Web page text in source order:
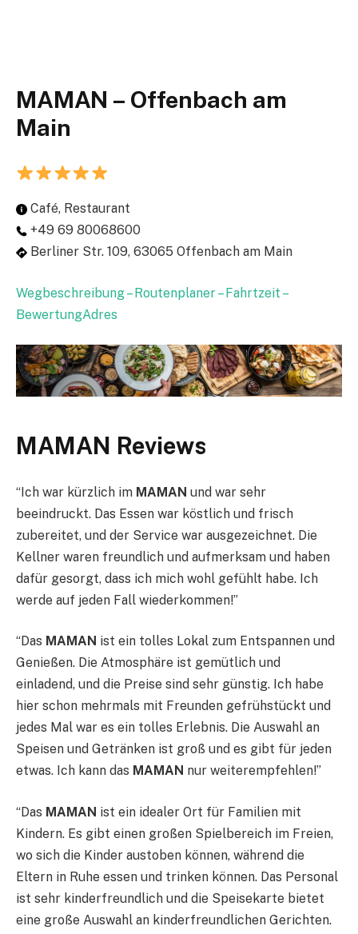
MAMAN – Offenbach am
Main
Café, Restaurant
+49 69 80068600
Berliner Str. 109, 63065 Offenbach am Main
Wegbeschreibung – Routenplaner – Fahrtzeit –
BewertungAdres
MAMAN Reviews
“Ich war kürzlich im MAMAN und war sehr
beeindruckt. Das Essen war köstlich und frisch
zubereitet, und der Service war ausgezeichnet. Die
Kellner waren freundlich und aufmerksam und haben
dafür gesorgt, dass ich mich wohl gefühlt habe. Ich
werde auf jeden Fall wiederkommen!”
“Das MAMAN ist ein tolles Lokal zum Entspannen und
Genießen. Die Atmosphäre ist gemütlich und
einladend, und die Preise sind sehr günstig. Ich habe
hier schon mehrmals mit Freunden gefrühstückt und
jedes Mal war es ein tolles Erlebnis. Die Auswahl an
Speisen und Getränken ist groß und es gibt für jeden
etwas. Ich kann das MAMAN nur weiterempfehlen!”
“Das MAMAN ist ein idealer Ort für Familien mit
Kindern. Es gibt einen großen Spielbereich im Freien,
wo sich die Kinder austoben können, während die
Eltern in Ruhe essen und trinken können. Das Personal
ist sehr kinderfreundlich und die Speisekarte bietet
eine große Auswahl an kinderfreundlichen Gerichten.